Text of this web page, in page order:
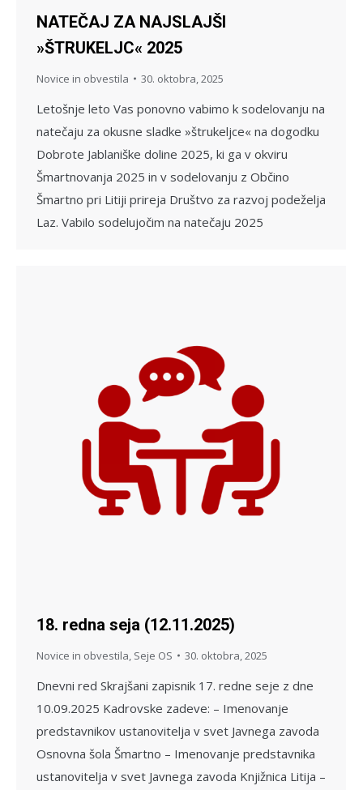
NATEČAJ ZA NAJSLAJŠI
»ŠTRUKELJC« 2025
Novice in obvestila 30. oktobra, 2025
Letošnje leto Vas ponovno vabimo k sodelovanju na
natečaju za okusne sladke »štrukeljce« na dogodku
Dobrote Jablaniške doline 2025, ki ga v okviru
Šmartnovanja 2025 in v sodelovanju z Občino
Šmartno pri Litiji prireja Društvo za razvoj podeželja
Laz. Vabilo sodelujočim na natečaju 2025
18. redna seja (12.11.2025)
Novice in obvestila Seje OS 30. oktobra, 2025
Dnevni red Skrajšani zapisnik 17. redne seje z dne
10.09.2025 Kadrovske zadeve: – Imenovanje
predstavnikov ustanovitelja v svet Javnega zavoda
Osnovna šola Šmartno – Imenovanje predstavnika
ustanovitelja v svet Javnega zavoda Knjižnica Litija –